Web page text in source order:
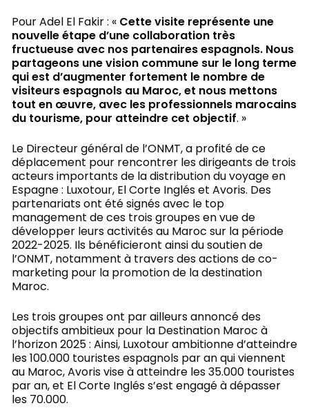
Pour Adel El Fakir : « Cette visite représente une
nouvelle étape d’une collaboration très
fructueuse avec nos partenaires espagnols. Nous
partageons une vision commune sur le long terme
qui est d’augmenter fortement le nombre de
visiteurs espagnols au Maroc, et nous mettons
tout en œuvre, avec les professionnels marocains
du tourisme, pour atteindre cet objectif. »
Le Directeur général de l’ONMT, a profité de ce
déplacement pour rencontrer les dirigeants de trois
acteurs importants de la distribution du voyage en
Espagne : Luxotour, El Corte Inglés et Avoris. Des
partenariats ont été signés avec le top
management de ces trois groupes en vue de
développer leurs activités au Maroc sur la période
2022-2025. Ils bénéficieront ainsi du soutien de
l’ONMT, notamment à travers des actions de co-
marketing pour la promotion de la destination
Maroc.
Les trois groupes ont par ailleurs annoncé des
objectifs ambitieux pour la Destination Maroc à
l’horizon 2025 : Ainsi, Luxotour ambitionne d’atteindre
les 100.000 touristes espagnols par an qui viennent
au Maroc, Avoris vise à atteindre les 35.000 touristes
par an, et El Corte Inglés s’est engagé à dépasser
les 70.000.